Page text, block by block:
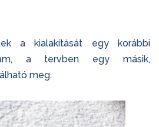
a kialakítását egy korábbi
a tervben egy másik,
meg.